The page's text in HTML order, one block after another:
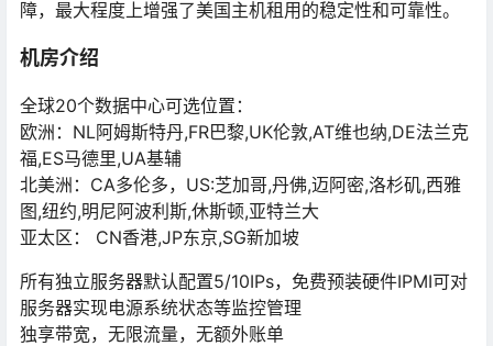
障，最大程度上增强了美国主机租用的稳定性和可靠性。
机房介绍
全球20个数据中心可选位置：
欧洲：NL阿姆斯特丹,FR巴黎,UK伦敦,AT维也纳,DE法兰克
福,ES马德里,UA基辅
北美洲：CA多伦多，US:芝加哥,丹佛,迈阿密,洛杉矶,西雅
图,纽约,明尼阿波利斯,休斯顿,亚特兰大
亚太区： CN香港,JP东京,SG新加坡
所有独立服务器默认配置5/10IPs，免费预装硬件IPMI可对
服务器实现电源系统状态等监控管理
独享带宽，无限流量，无额外账单